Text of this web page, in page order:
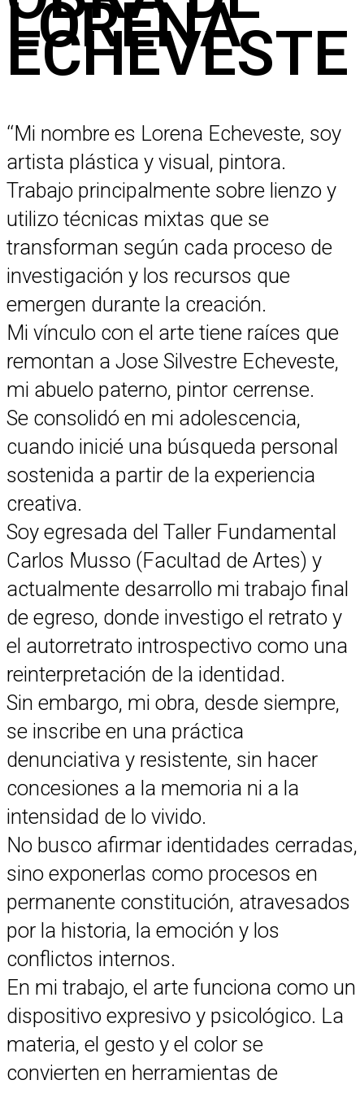
LORENA
ECHEVESTE
‘‘Mi nombre es Lorena Echeveste, soy
artista plástica y visual, pintora.
Trabajo principalmente sobre lienzo y
utilizo técnicas mixtas que se
transforman según cada proceso de
investigación y los recursos que
emergen durante la creación.
Mi vínculo con el arte tiene raíces que
remontan a Jose Silvestre Echeveste,
mi abuelo paterno, pintor cerrense.
Se consolidó en mi adolescencia,
cuando inicié una búsqueda personal
sostenida a partir de la experiencia
creativa.
Soy egresada del Taller Fundamental
Carlos Musso (Facultad de Artes) y
actualmente desarrollo mi trabajo final
de egreso, donde investigo el retrato y
el autorretrato introspectivo como una
reinterpretación de la identidad.
Sin embargo, mi obra, desde siempre,
se inscribe en una práctica
denunciativa y resistente, sin hacer
concesiones a la memoria ni a la
intensidad de lo vivido.
No busco afirmar identidades cerradas,
sino exponerlas como procesos en
permanente constitución, atravesados
por la historia, la emoción y los
conflictos internos.
En mi trabajo, el arte funciona como un
dispositivo expresivo y psicológico. La
materia, el gesto y el color se
convierten en herramientas de